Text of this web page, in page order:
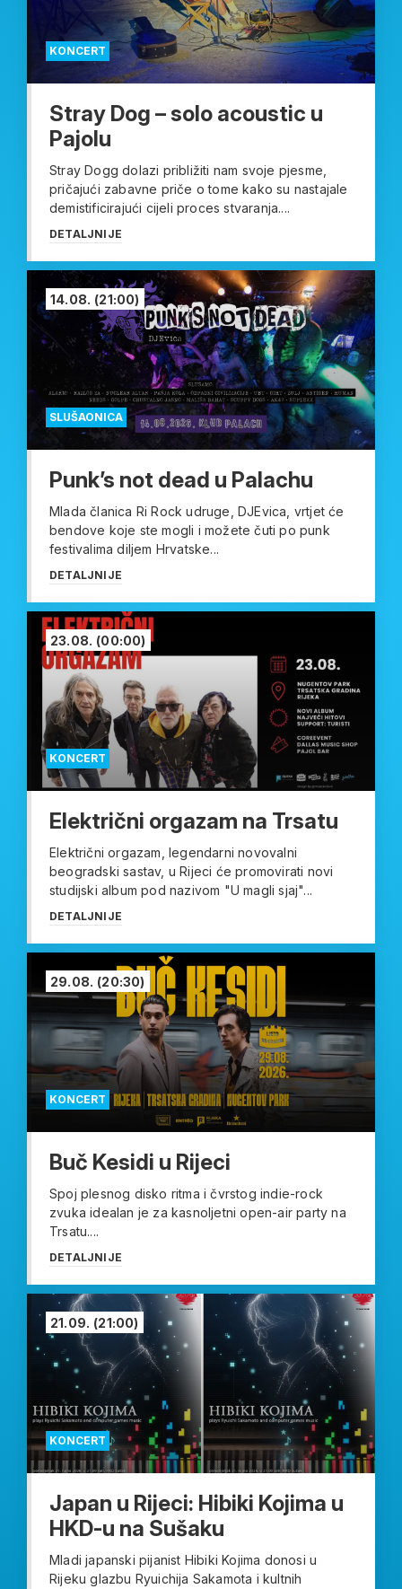
KONCERT
Stray Dog – solo acoustic u
Pajolu
Stray Dogg dolazi približiti nam svoje pjesme,
pričajući zabavne priče o tome kako su nastajale
demistificirajući cijeli proces stvaranja....
DETALJNIJE
SLUŠAONICA
14.08. (21:00)
Punk’s not dead u Palachu
Mlada članica Ri Rock udruge, DJEvica, vrtjet će
bendove koje ste mogli i možete čuti po punk
festivalima diljem Hrvatske...
DETALJNIJE
KONCERT
23.08. (00:00)
Električni orgazam na Trsatu
Električni orgazam, legendarni novovalni
beogradski sastav, u Rijeci će promovirati novi
studijski album pod nazivom "U magli sjaj"...
DETALJNIJE
KONCERT
29.08. (20:30)
Buč Kesidi u Rijeci
Spoj plesnog disko ritma i čvrstog indie-rock
zvuka idealan je za kasnoljetni open-air party na
Trsatu....
DETALJNIJE
KONCERT
21.09. (21:00)
Japan u Rijeci: Hibiki Kojima u
HKD-u na Sušaku
Mladi japanski pijanist Hibiki Kojima donosi u
Rijeku glazbu Ryuichija Sakamota i kultnih